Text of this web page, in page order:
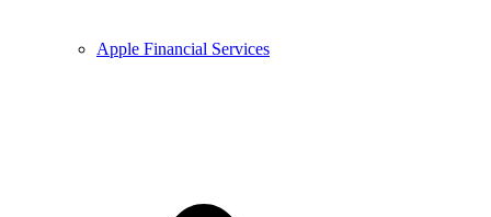
Apple Financial Services